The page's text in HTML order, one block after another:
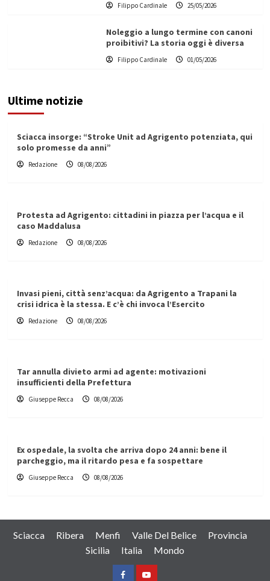
Filippo Cardinale 25/05/2026
Noleggio a lungo termine con canoni
proibitivi? La storia oggi è diversa
Filippo Cardinale 01/05/2026
Ultime notizie
Sciacca insorge: “Stroke Unit ad Agrigento potenziata, qui
solo promesse da anni”
Redazione 08/08/2026
Protesta ad Agrigento: cittadini in piazza per l’acqua e il
caso Maddalusa
Redazione 08/08/2026
Invasi pieni, città senz’acqua: da Agrigento a Trapani la
crisi idrica è la stessa. E c’è chi invoca l’Esercito
Redazione 08/08/2026
Tar annulla divieto armi ad agente: motivazioni
insufficienti della Prefettura
Giuseppe Recca 08/08/2026
Ex ospedale, la svolta che arriva dopo 24 anni: bene il
parcheggio, ma il ritardo pesa e fa sospettare
Giuseppe Recca 08/08/2026
Sciacca Ribera Menfi Valle Del Belice
Provincia
Sicilia
Italia Mondo